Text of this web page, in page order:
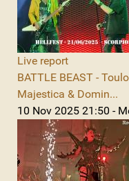
Live report
BATTLE BEAST -
Majestica & Domin...
10 Nov 2025 21:50 -